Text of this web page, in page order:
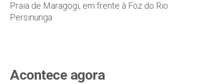
Praia de Maragogi, em frente à Foz do Rio
Persinunga
Acontece agora